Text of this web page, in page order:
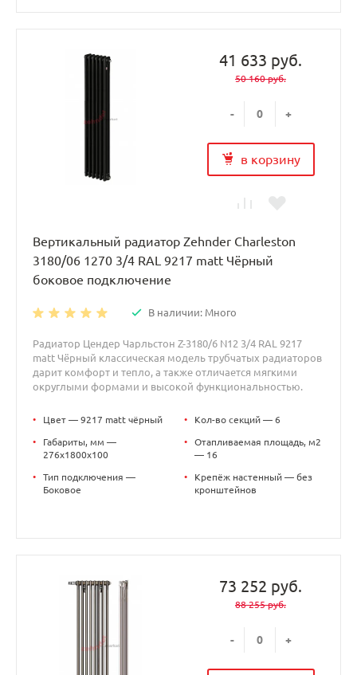
41 633 руб.
50 160 руб.
- +
в корзину
Вертикальный радиатор Zehnder Charleston
3180/06 1270 3/4 RAL 9217 matt Чёрный
боковое подключение
В наличии: Много
Радиатор Цендер Чарльстон Z-3180/6 N12 3/4 RAL 9217
matt Чёрный классическая модель трубчатых радиаторов
дарит комфорт и тепло, а также отличается мягкими
округлыми формами и высокой функциональностью.
• Цвет — 9217 matt чёрный
•
Габариты, мм —
276x1800x100
•
Тип подключения —
Боковое
• Кол-во секций — 6
•
Отапливаемая площадь, м2
— 16
•
Крепёж настенный — без
кронштейнов
73 252 руб.
88 255 руб.
- +